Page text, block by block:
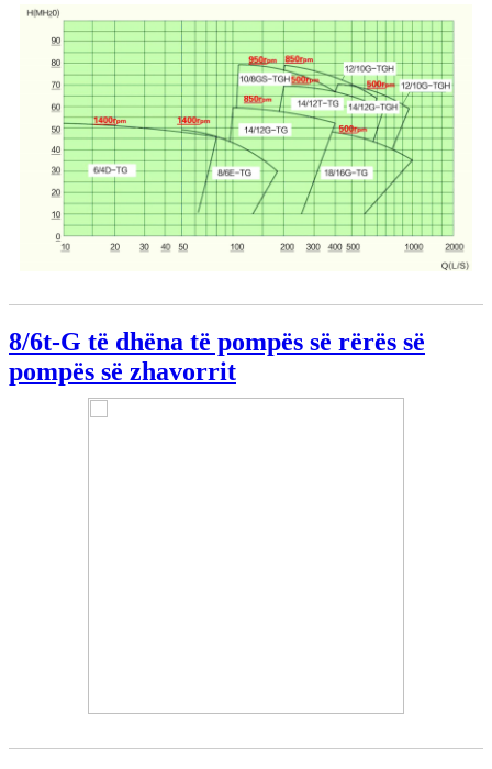
8/6t-G të dhëna të pompës së rërës së
pompës së zhavorrit